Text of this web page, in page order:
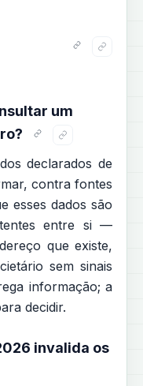
um
declarados de
contra fontes
esses dados são
entre si —
que existe,
sem sinais
informação; a
decidir.
invalida os